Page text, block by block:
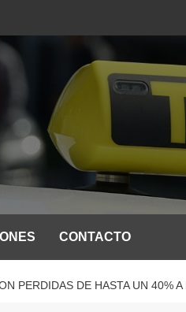
CONTACTO
PERDIDAS DE HASTA UN 40%